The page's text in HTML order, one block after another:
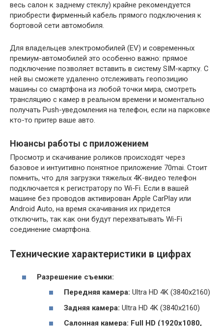
весь салон к заднему стеклу) крайне рекомендуется
приобрести фирменный кабель прямого подключения к
бортовой сети автомобиля.
Для владельцев электромобилей (EV) и современных
премиум-автомобилей это особенно важно: прямое
подключение позволяет вставить в систему SIM-картку. С
ней вы сможете удаленно отслеживать геопозицию
машины со смартфона из любой точки мира, смотреть
трансляцию с камер в реальном времени и моментально
получать Push-уведомления на телефон, если на парковке
кто-то притер ваше авто.
Нюансы работы с приложением
Просмотр и скачивание роликов происходят через
базовое и интуитивно понятное приложение 70mai. Стоит
помнить, что для загрузки тяжелых 4K-видео телефон
подключается к регистратору по Wi-Fi. Если в вашей
машине без проводов активирован Apple CarPlay или
Android Auto, на время скачивания их придется
отключить, так как они будут перехватывать Wi-Fi
соединение смартфона.
Технические характеристики в цифрах
Разрешение съемки:
Передняя камера: Ultra HD 4K (3840х2160)
Задняя камера: Ultra HD 4K (3840х2160)
Салонная камера: Full HD (1920х1080,